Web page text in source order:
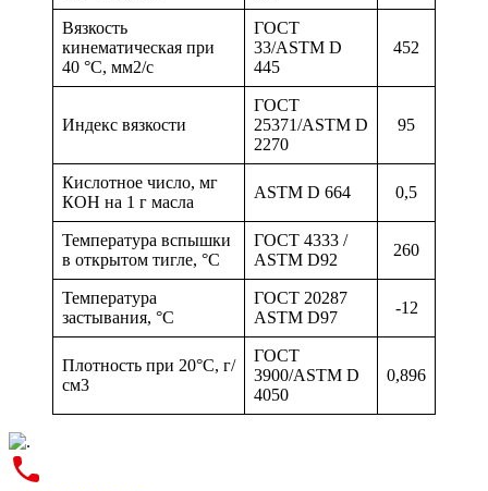
Вязкость
кинематическая при
40 °С, мм2/с
ГОСТ
33/ASTM D
445
452
Индекс вязкости
ГОСТ
25371/ASTM D
2270
95
Кислотное число, мг
КОН на 1 г масла
ASTM D 664 0,5
Температура вспышки
в открытом тигле, °С
ГОСТ 4333 /
ASTM D92
260
Температура
застывания, °С
ГОСТ 20287
ASTM D97
-12
Плотность при 20°С, г/
см3
ГОСТ
3900/ASTM D
4050
0,896